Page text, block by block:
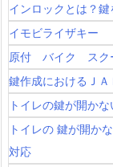
インロックとは？
イモビライザキー
原付 バイク スク
鍵作成におけるＪ
トイレの鍵が開か
トイレの 鍵が開か
対応